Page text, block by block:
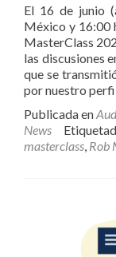
El 16 de junio
México y 16:00
MasterClass
las discusiones
que se
por nuestro
Publicada en
News
masterclass, Rob